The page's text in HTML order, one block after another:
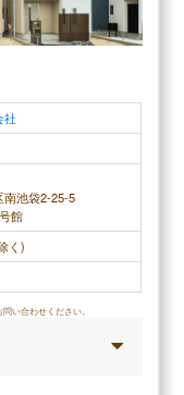
まし
注文
てい
のよう
まし
合う
。 ま
の仕
えた
無料
さんと話を
社
南池袋2-25-5
館
く)
い合わせください。